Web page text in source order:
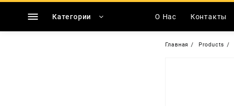
Категории О Нас Контакты
Главная Products